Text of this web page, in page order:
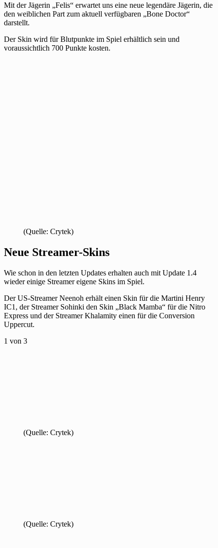
Mit der Jägerin „Felis“ erwartet uns eine neue legendäre Jägerin, die
den weiblichen Part zum aktuell verfügbaren „Bone Doctor“
darstellt.
Der Skin wird für Blutpunkte im Spiel erhältlich sein und
voraussichtlich 700 Punkte kosten.
(Quelle: Crytek)
Neue Streamer-Skins
Wie schon in den letzten Updates erhalten auch mit Update 1.4
wieder einige Streamer eigene Skins im Spiel.
Der US-Streamer Neenoh erhält einen Skin für die Martini Henry
IC1, der Streamer Sohinki den Skin „Black Mamba“ für die Nitro
Express und der Streamer Khalamity einen für die Conversion
Uppercut.
1 von 3
(Quelle: Crytek)
(Quelle: Crytek)